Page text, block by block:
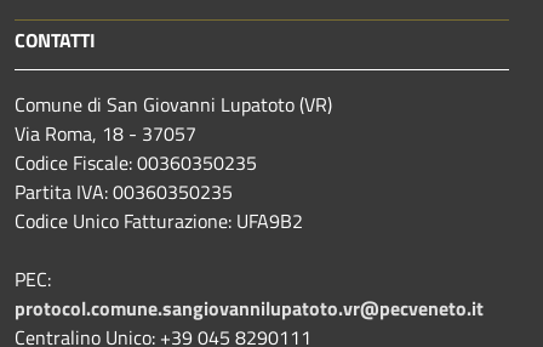
CONTATTI
Comune di San Giovanni Lupatoto (VR)
Via Roma, 18 - 37057
Codice Fiscale: 00360350235
Partita IVA: 00360350235
Codice Unico Fatturazione: UFA9B2
PEC:
protocol.comune.sangiovannilupatoto.vr@pecveneto.it
Centralino Unico: +39 045 8290111